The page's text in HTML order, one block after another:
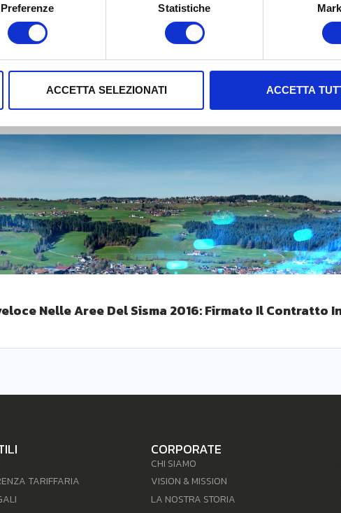
Preferenze Statistiche
ACCETTA SELEZIONATI ACCETTA
Nelle Aree Del Sisma 2016: Firmato Il Contratto
TARIFFARIA
CORPORATE
CHI SIAMO
VISION & MISSION
LA NOSTRA STORIA